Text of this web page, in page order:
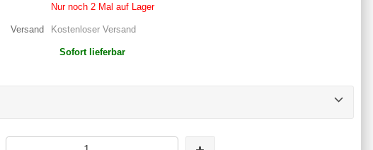
Nur noch 2 Mal auf Lager
Versand Kostenloser Versand
Sofort lieferbar